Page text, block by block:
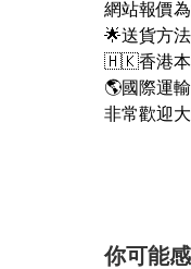
網站報價
🌟送貨方法
🇭🇰香港本
🌎國際運
非常歡迎
你可能